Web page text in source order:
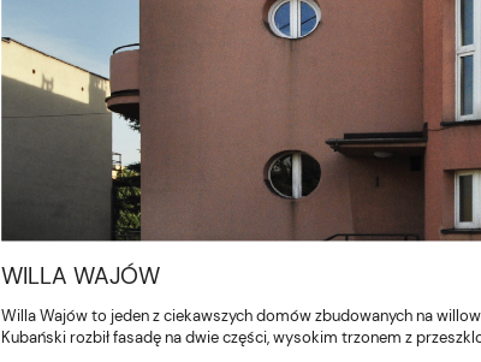
WILLA WAJÓW
Willa Wajów to jeden z ciekawszych domów zbudowanych na
Kubański rozbił fasadę na dwie części, wysokim trzonem z